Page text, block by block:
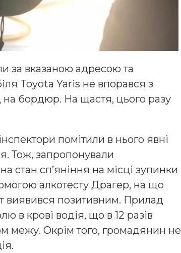
за вказаною адресою та
Toyota Yaris не впорався з
на бордюр. На щастя, цього разу
помітили в нього явні
Тож, запропонували
стан сп’яніння на місці зупинки
алкотесту Драгер, на що
виявився позитивним. Прилад
в крові водія, що в 12 разів
межу. Окрім того, громадянин не